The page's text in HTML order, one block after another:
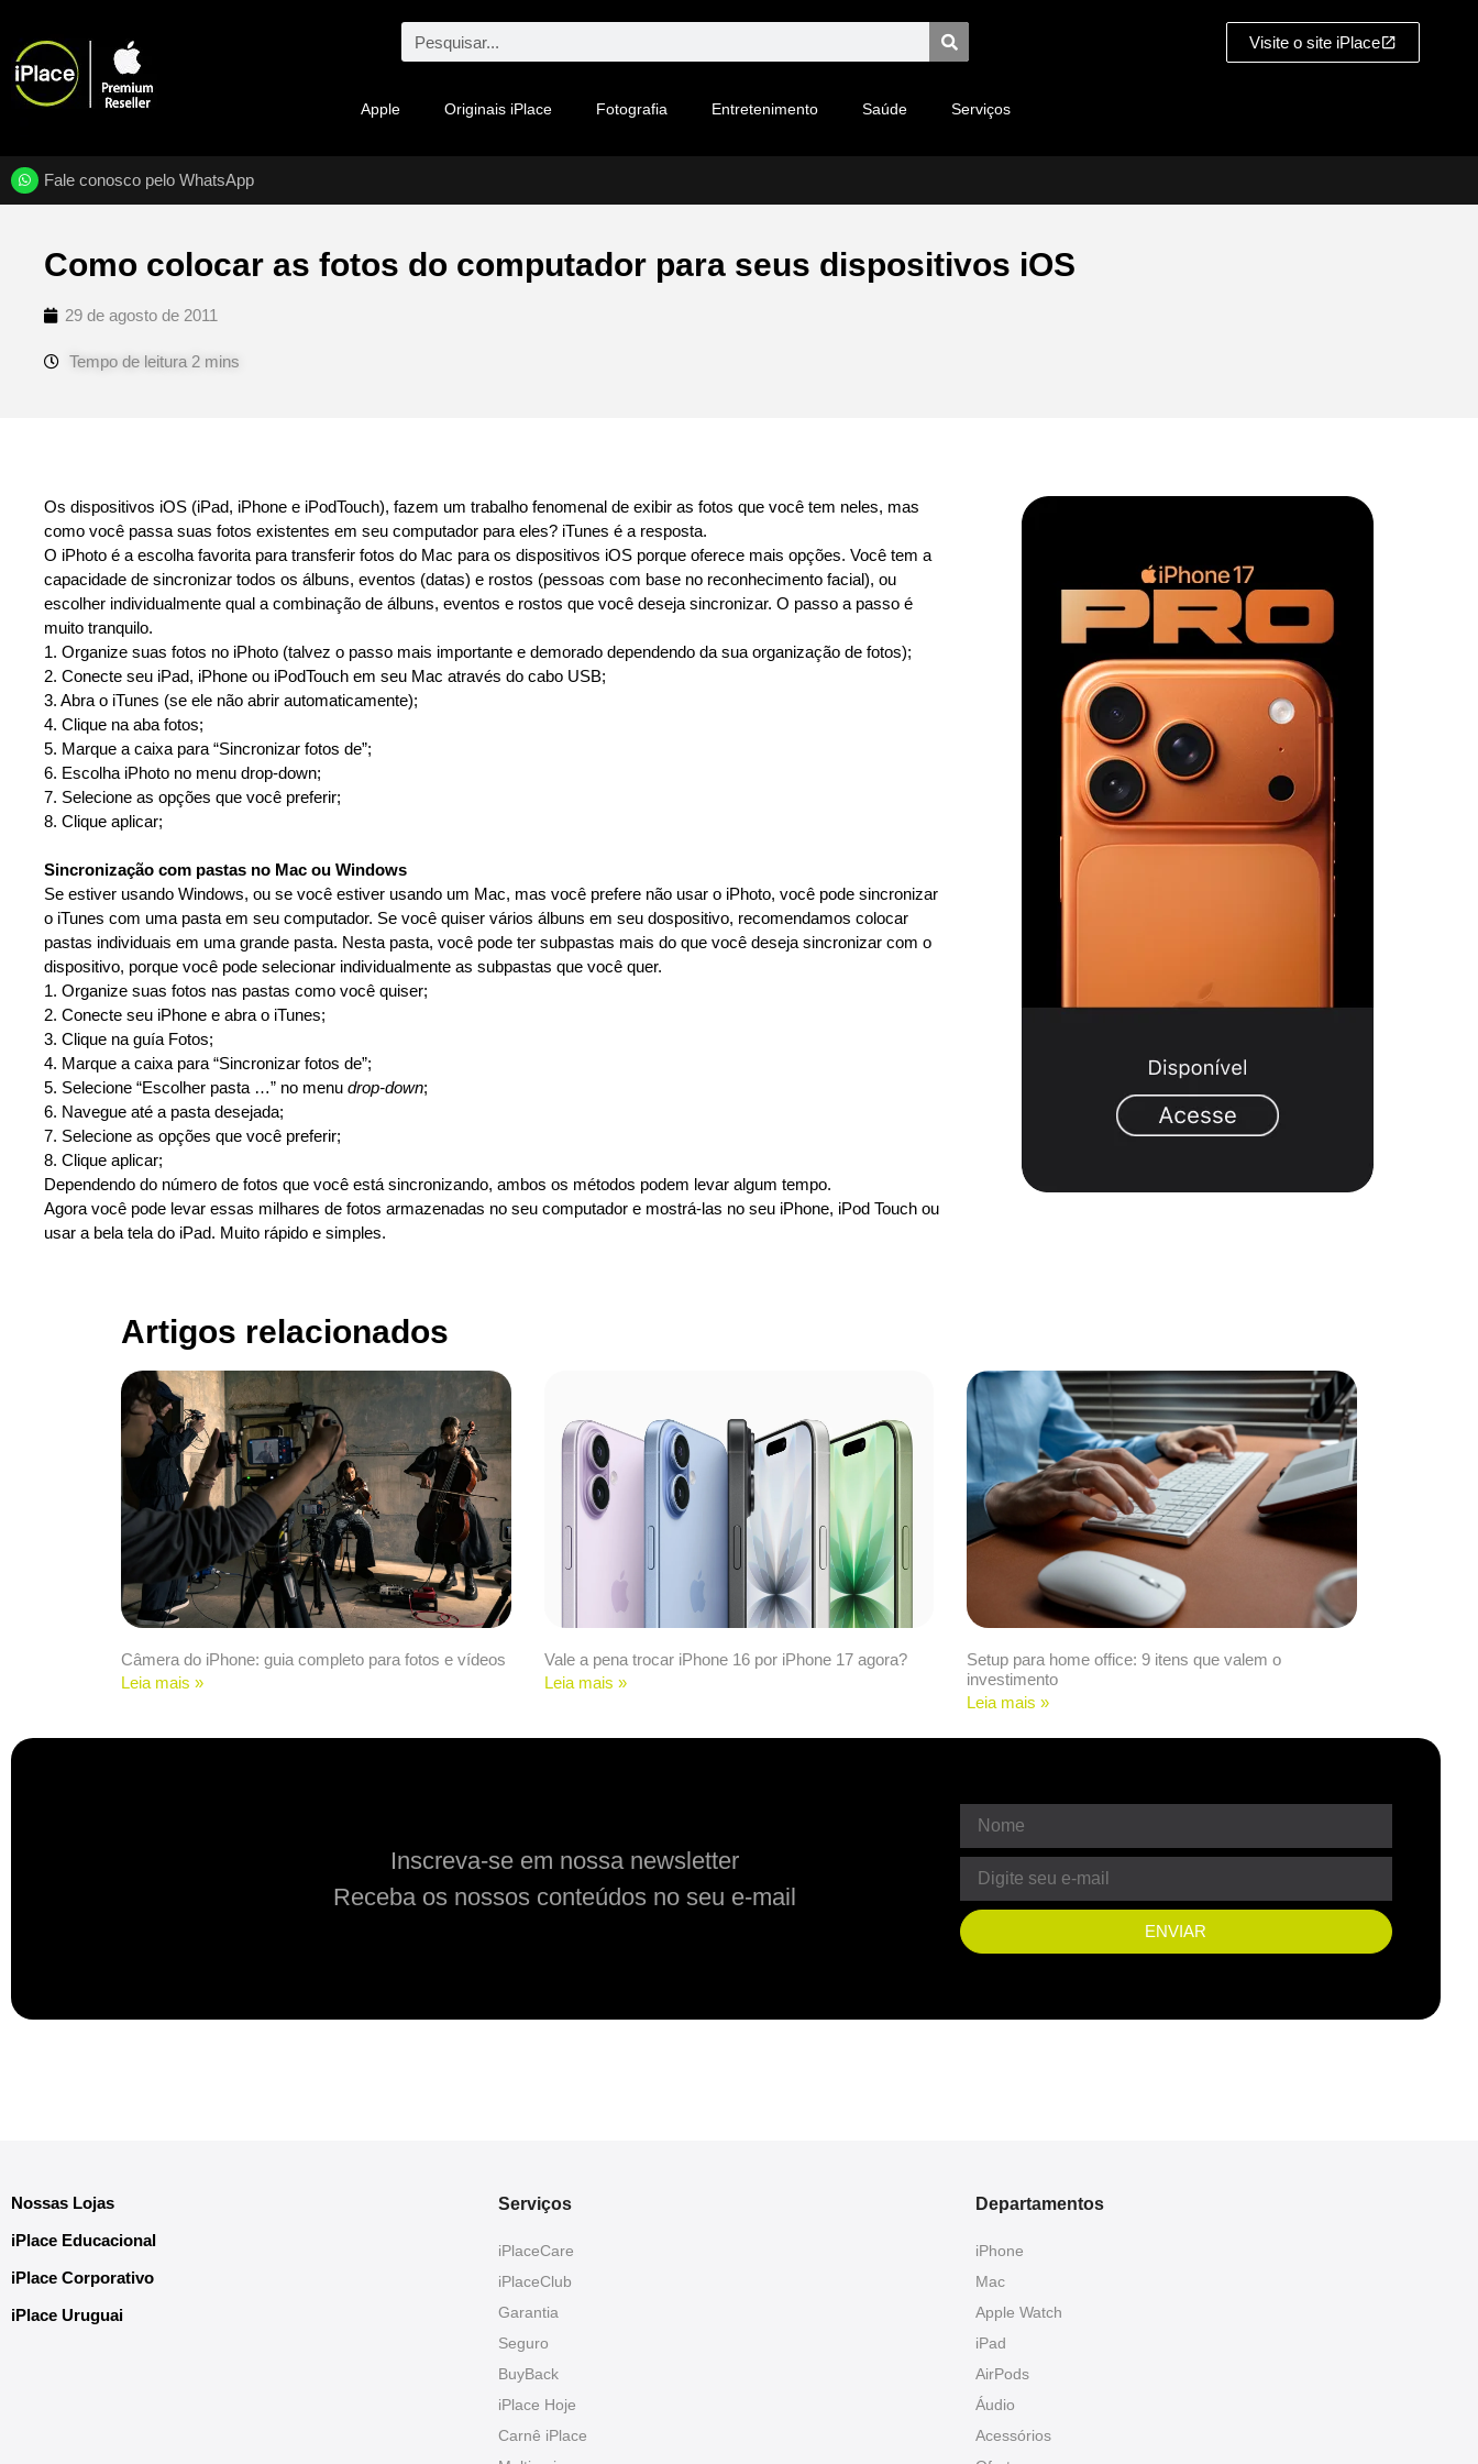
Apple Originais iPlace Fotografia Entretenimento Saúde Serviços
Visite o site iPlace
Fale conosco pelo WhatsApp
Como colocar as fotos do computador para seus dispositivos iOS
29 de agosto de 2011
Os dispositivos iOS (iPad, iPhone e iPodTouch), fazem um trabalho fenomenal de exibir as fotos que você tem neles, mas
como você passa suas fotos existentes em seu computador para eles? iTunes é a resposta.
O iPhoto é a escolha favorita para transferir fotos do Mac para os dispositivos iOS porque oferece mais opções. Você tem a
capacidade de sincronizar todos os álbuns, eventos (datas) e rostos (pessoas com base no reconhecimento facial), ou
escolher individualmente qual a combinação de álbuns, eventos e rostos que você deseja sincronizar. O passo a passo é
muito tranquilo.
1. Organize suas fotos no iPhoto (talvez o passo mais importante e demorado dependendo da sua organização de fotos);
2. Conecte seu iPad, iPhone ou iPodTouch em seu Mac através do cabo USB;
3. Abra o iTunes (se ele não abrir automaticamente);
4. Clique na aba fotos;
5. Marque a caixa para “Sincronizar fotos de”;
6. Escolha iPhoto no menu drop-down;
7. Selecione as opções que você preferir;
8. Clique aplicar;
Sincronização com pastas no Mac ou Windows
Se estiver usando Windows, ou se você estiver usando um Mac, mas você prefere não usar o iPhoto, você pode sincronizar
o iTunes com uma pasta em seu computador. Se você quiser vários álbuns em seu dospositivo, recomendamos colocar
pastas individuais em uma grande pasta. Nesta pasta, você pode ter subpastas mais do que você deseja sincronizar com o
dispositivo, porque você pode selecionar individualmente as subpastas que você quer.
1. Organize suas fotos nas pastas como você quiser;
2. Conecte seu iPhone e abra o iTunes;
3. Clique na guía Fotos;
4. Marque a caixa para “Sincronizar fotos de”;
5. Selecione “Escolher pasta …” no menu drop-down;
6. Navegue até a pasta desejada;
7. Selecione as opções que você preferir;
8. Clique aplicar;
Dependendo do número de fotos que você está sincronizando, ambos os métodos podem levar algum tempo.
Agora você pode levar essas milhares de fotos armazenadas no seu computador e mostrá-las no seu iPhone, iPod Touch ou
usar a bela tela do iPad. Muito rápido e simples.
Artigos relacionados
Câmera do iPhone: guia completo para fotos e vídeos
Leia mais »
Vale a pena trocar iPhone 16 por iPhone 17 agora?
Leia mais »
Setup para home office: 9 itens que valem o
investimento
Leia mais »
Inscreva-se em nossa newsletter
Receba os nossos conteúdos no seu e-mail
ENVIAR
Nossas Lojas
iPlace Educacional
iPlace Corporativo
iPlace Uruguai
Serviços
iPlaceCare
iPlaceClub
Garantia
Seguro
BuyBack
iPlace Hoje
Carnê iPlace
Departamentos
iPhone
Mac
Apple Watch
iPad
AirPods
Áudio
Acessórios